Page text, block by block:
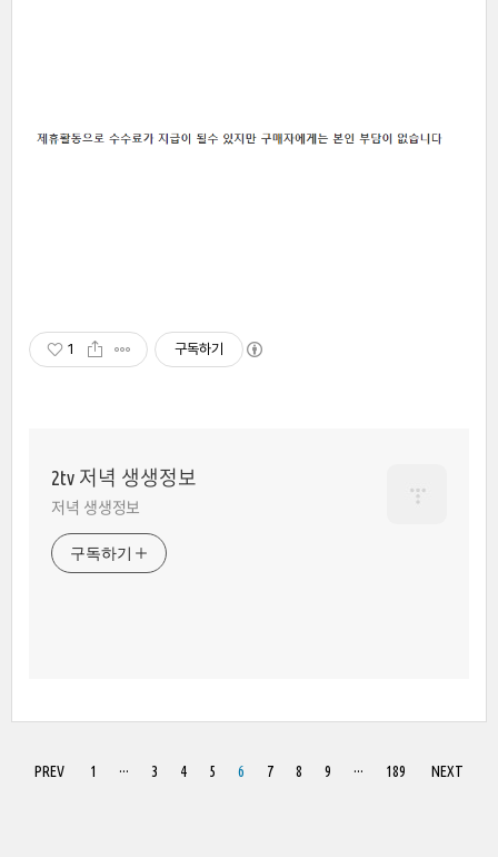
1 구독하기
2tv 저녁 생생정보
저녁 생생정보
구독하기
PREV 1 ··· 3 4 5 6 7 8 9 ··· 189 NEXT